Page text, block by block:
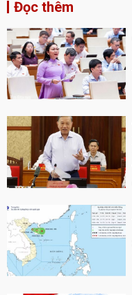
Đọc thêm